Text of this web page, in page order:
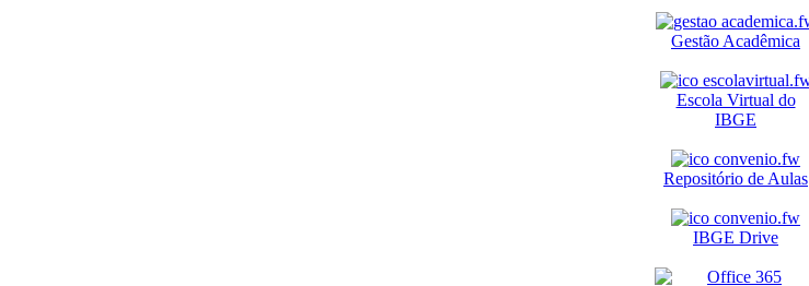
Gestão Acadêmica
Escola Virtual do
IBGE
Repositório de Aulas
IBGE Drive